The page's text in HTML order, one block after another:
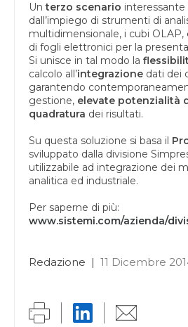
Unterzo scenario
dall’impiego di strumenti di
multidimensionale, i cubi OLAP,
di fogli elettronici per la
Si unisce in tal modo la
calcolo all’integrazione dati dei
garantendo
gestione, elevate potenzialità
quadratura dei risultati.
Su questa soluzione si basa il
sviluppato dalla divisione
utilizzabile ad integrazione dei
analitica ed industriale.
Per saperne di più:
www.sistemi.com/azienda/
Redazione | 11 Dicembre